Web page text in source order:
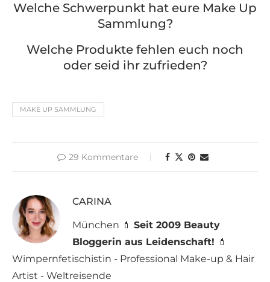
Welche Schwerpunkt hat eure Make Up
Sammlung?
Welche Produkte fehlen euch noch
oder seid ihr zufrieden?
MAKE UP SAMMLUNG
29 Kommentare
CARINA
München 💄 Seit 2009 Beauty
Bloggerin aus Leidenschaft! 💄
Wimpernfetischistin - Professional Make-up & Hair
Artist - Weltreisende